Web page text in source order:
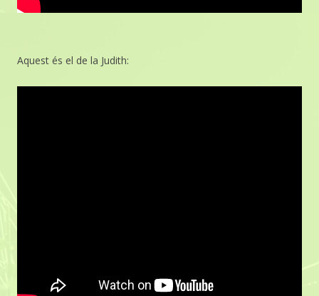
Aquest és el de la Judith: